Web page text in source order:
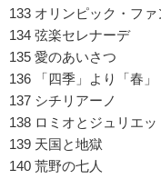
133 オリンピック・フ
134 弦楽セレナーデ
135 愛のあいさつ
136 「四季」より「春」
137 シチリアーノ
138 ロミオとジュリエッ
139 天国と地獄
140 荒野の七人